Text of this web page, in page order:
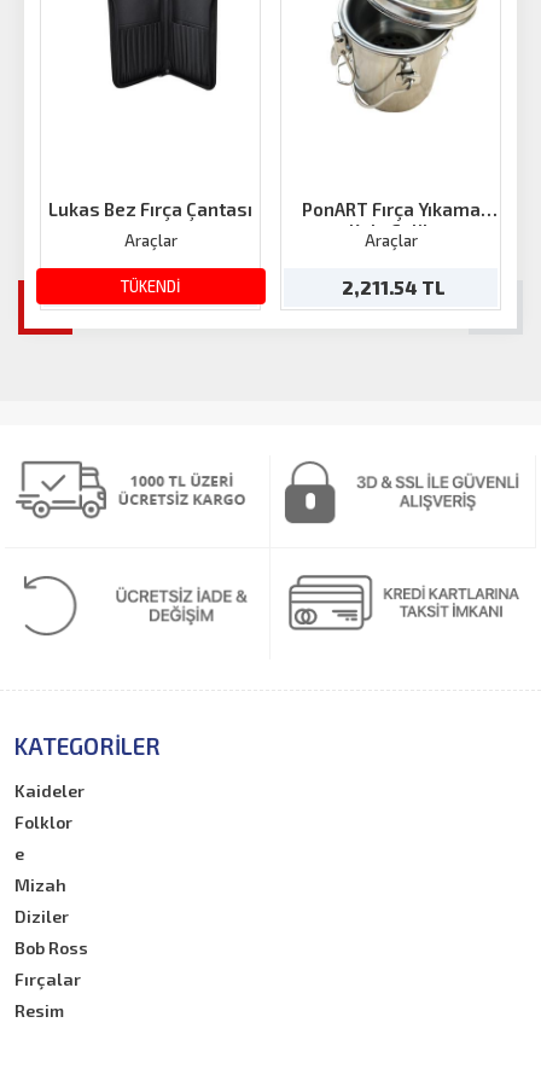
TÜKENDİ
Lukas Bez Fırça Çantası
Araçlar
442.93 TL
PonART Fırça Yıkama
Kabı Çelik
Araçlar
2,211.54 TL
KATEGORILER
Kaideler
Folklor
e
Mizah
Diziler
Bob Ross
Fırçalar
Resim